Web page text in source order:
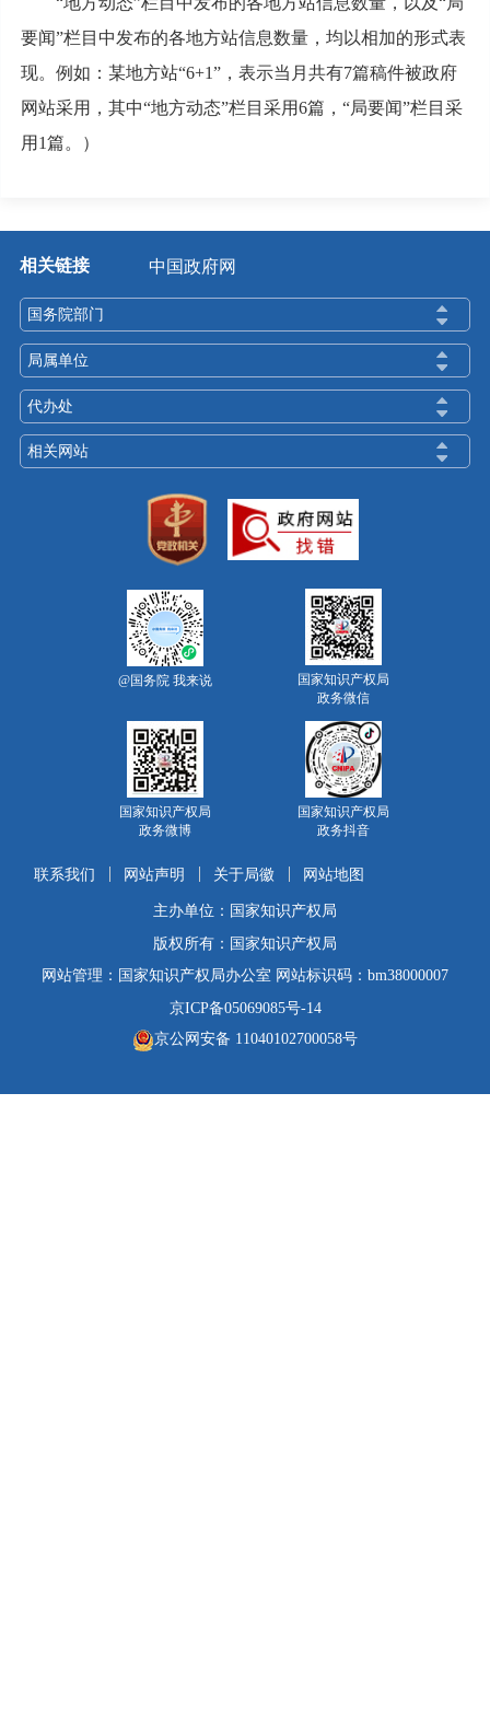
要闻”栏目中发布的各地方站信息数量，均以相加的形式表
现。例如：某地方站“6+1”，表示当月共有7篇稿件被政府
网站采用，其中“地方动态”栏目采用6篇，“局要闻”栏目采
用1篇。）
相关链接 中国政府网
国务院部门
局属单位
代办处
相关网站
@国务院 我来说
国家知识产权局
政务微信
国家知识产权局
政务微博
国家知识产权局
政务抖音
联系我们 网站声明 关于局徽 网站地图
主办单位：国家知识产权局
版权所有：国家知识产权局
网站管理：国家知识产权局办公室 网站标识码：bm38000007
京ICP备05069085号-14
京公网安备 11040102700058号